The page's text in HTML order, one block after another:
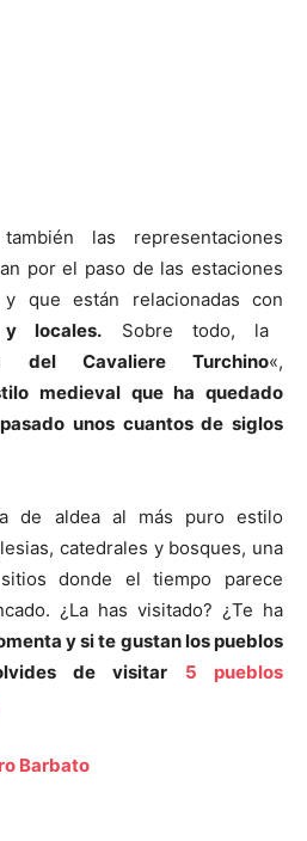
las representaciones
por el paso de las estaciones
que están relacionadas con
y locales. Sobre todo, la
del Cavaliere Turchino«,
medieval que ha quedado
unos cuantos de siglos
de aldea al más puro estilo
catedrales y bosques, una
donde el tiempo parece
¿La has visitado? ¿Te ha
y si te gustan los pueblos
de visitar 5 pueblos
Barbato